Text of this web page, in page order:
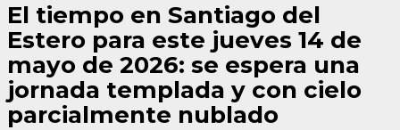
El tiempo en Santiago del
Estero para este jueves 14 de
mayo de 2026: se espera una
jornada templada y con cielo
parcialmente nublado